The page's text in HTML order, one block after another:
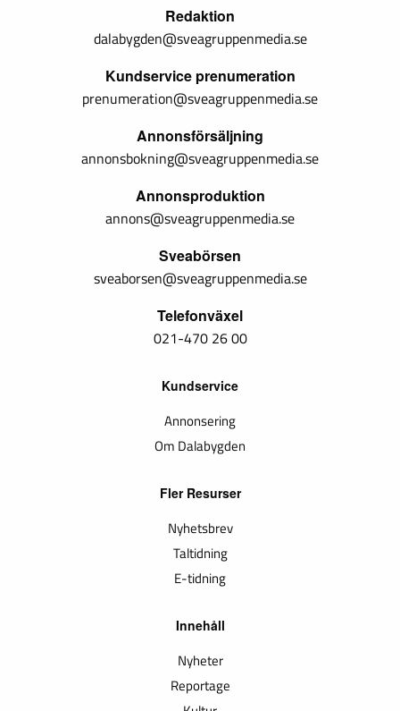
Redaktion
dalabygden@sveagruppenmedia.se
Kundservice prenumeration
prenumeration@sveagruppenmedia.se
Annonsförsäljning
annonsbokning@sveagruppenmedia.se
Annonsproduktion
annons@sveagruppenmedia.se
Sveabörsen
sveaborsen@sveagruppenmedia.se
Telefonväxel
021-470 26 00
Kundservice
Annonsering
Om Dalabygden
Fler Resurser
Nyhetsbrev
Taltidning
E-tidning
Innehåll
Nyheter
Reportage